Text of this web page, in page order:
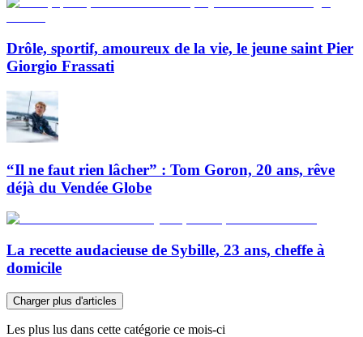
Drôle, sportif, amoureux de la vie, le jeune saint Pier
Giorgio Frassati
“Il ne faut rien lâcher” : Tom Goron, 20 ans, rêve
déjà du Vendée Globe
La recette audacieuse de Sybille, 23 ans, cheffe à
domicile
Charger plus d'articles
Les plus lus dans cette catégorie ce mois-ci